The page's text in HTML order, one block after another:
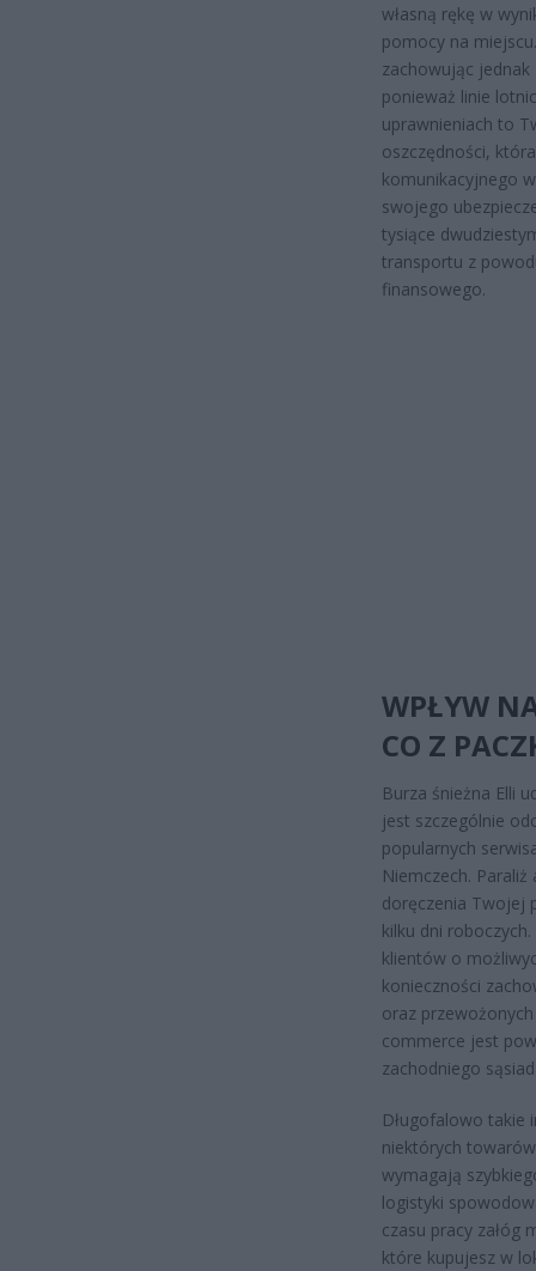
własną rękę w
pomocy na
zachowując
ponieważ linie
uprawnieniach to
oszczędności,
komunikacyjnego
swojego
tysiące
transportu z
finansowego.
WPŁYW
CO Z
Burza śnieżna Elli
jest szczególnie
popularnych
Niemczech.
doręczenia Twojej
kilku dni
klientów o
konieczności
oraz
commerce jest
zachodniego
Długofalowo takie
niektórych
wymagają
logistyki
czasu pracy załóg
które kupujesz w